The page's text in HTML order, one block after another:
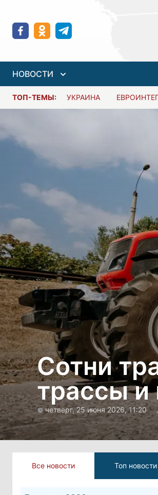
НОВОСТИ
ТОП-ТЕМЫ: УКРАИНА
Сотни
трассы и
четверг, 25 июня 2026, 11:20
Все новости Топ новости